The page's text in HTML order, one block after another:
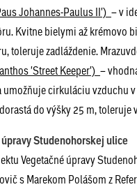
Johannes-Paulus II') – v
Kvitne bielymi až
toleruje zadláždenie.
'Street Keeper') –
umožňuje cirkuláciu
dorastá do výšky 25 m,
Studenohorskej ulice
Vegetačné úpravy
s Marekom Polášom z